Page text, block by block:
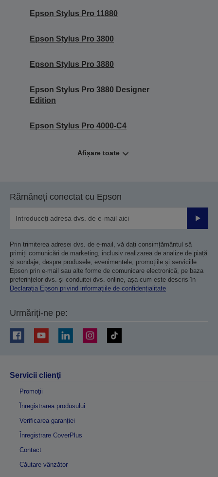
Epson Stylus Pro 11880
Epson Stylus Pro 3800
Epson Stylus Pro 3880
Epson Stylus Pro 3880 Designer
Edition
Epson Stylus Pro 4000-C4
Afișare toate
Rămâneți conectat cu Epson
Prin trimiterea adresei dvs. de e-mail, vă dați consimțământul să
primiți comunicări de marketing, inclusiv realizarea de analize de piață
și sondaje, despre produsele, evenimentele, promoțiile și serviciile
Epson prin e-mail sau alte forme de comunicare electronică, pe baza
preferințelor dvs. și conduitei dvs. online, așa cum este descris în
Declarația Epson privind informațiile de confidențialitate
Urmăriți-ne pe:
Servicii clienţi
Promoţii
Înregistrarea produsului
Verificarea garanției
Înregistrare CoverPlus
Contact
Căutare vânzător